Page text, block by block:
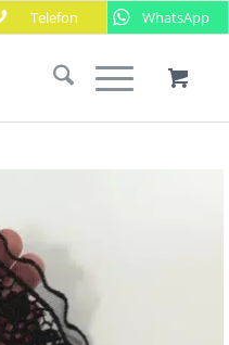
Telefon WhatsApp